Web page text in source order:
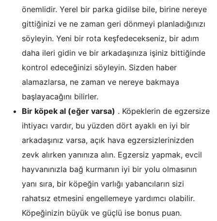
önemlidir. Yerel bir parka gidilse bile, birine nereye
gittiğinizi ve ne zaman geri dönmeyi planladığınızı
söyleyin. Yeni bir rota keşfedecekseniz, bir adım
daha ileri gidin ve bir arkadaşınıza işiniz bittiğinde
kontrol edeceğinizi söyleyin. Sizden haber
alamazlarsa, ne zaman ve nereye bakmaya
başlayacağını bilirler.
Bir köpek al (eğer varsa) . Köpeklerin de egzersize
ihtiyacı vardır, bu yüzden dört ayaklı en iyi bir
arkadaşınız varsa, açık hava egzersizlerinizden
zevk alırken yanınıza alın. Egzersiz yapmak, evcil
hayvanınızla bağ kurmanın iyi bir yolu olmasının
yanı sıra, bir köpeğin varlığı yabancıların sizi
rahatsız etmesini engellemeye yardımcı olabilir.
Köpeğinizin büyük ve güçlü ise bonus puan.